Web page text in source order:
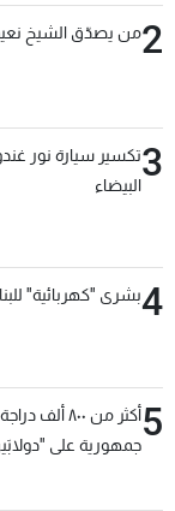
2من يصدّق الشيخ
3تكسير سيارة نور
البيضاء
4بشرى "كهربائية"
5
أكثر من ٨٠٠
جمهورية على